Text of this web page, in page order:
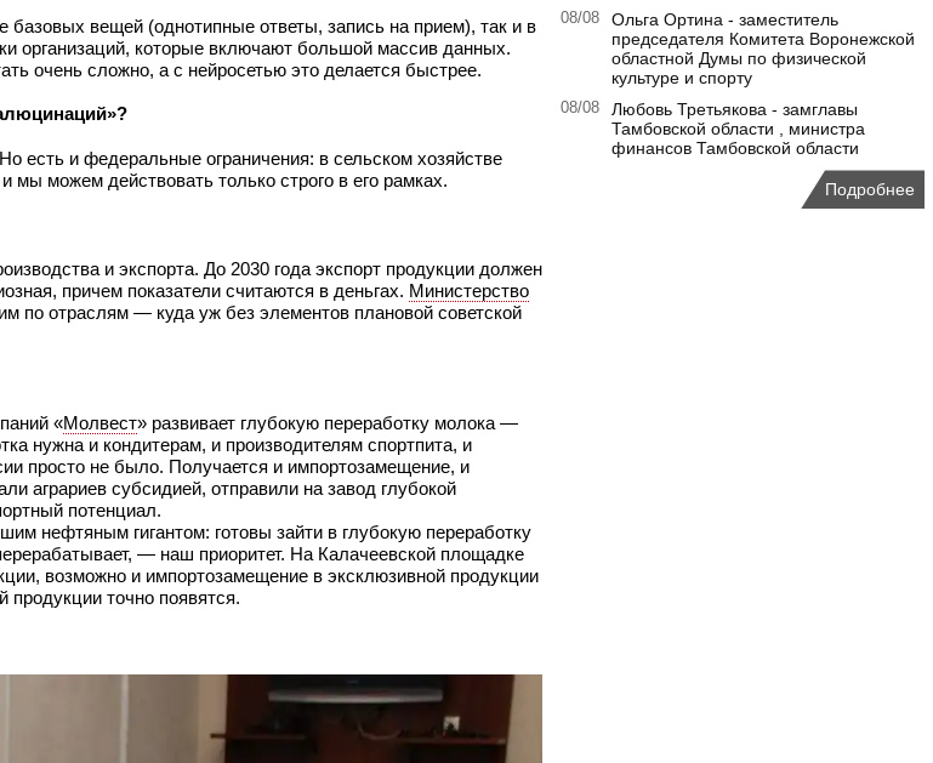
вещей (однотипные ответы, запись на прием), так и в
организаций, которые включают большой массив данных.
очень сложно, а с нейросетью это делается быстрее.
есть и федеральные ограничения: в сельском хозяйстве
можем действовать только строго в его рамках.
и экспорта. До 2030 года экспорт продукции должен
причем показатели считаются в деньгах. Министерство
по отраслям — куда уж без элементов плановой советской
«Молвест» развивает глубокую переработку молока —
нужна и кондитерам, и производителям спортпита, и
просто не было. Получается и импортозамещение, и
аграриев субсидией, отправили на завод глубокой
потенциал.
нефтяным гигантом: готовы зайти в глубокую переработку
— наш приоритет. На Калачеевской площадке
возможно и импортозамещение в эксклюзивной продукции
точно появятся.
08/08
Ольга Ортина - заместитель
председателя Комитета Воронежской
областной Думы по физической
культуре и спорту
08/08
Любовь Третьякова - замглавы
Тамбовской области , министра
финансов Тамбовской области
Подробнее